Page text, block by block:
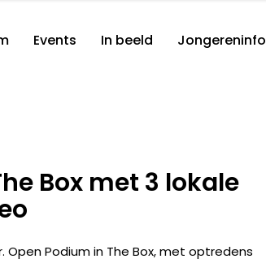
Events In beeld Jongereninfo
Box met 3 lokale
Podium in The Box, met optredens